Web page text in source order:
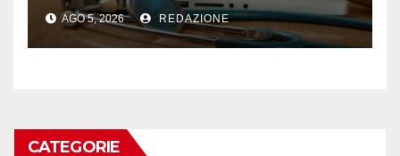
AGO 5, 2026 REDAZIONE
CATEGORIE